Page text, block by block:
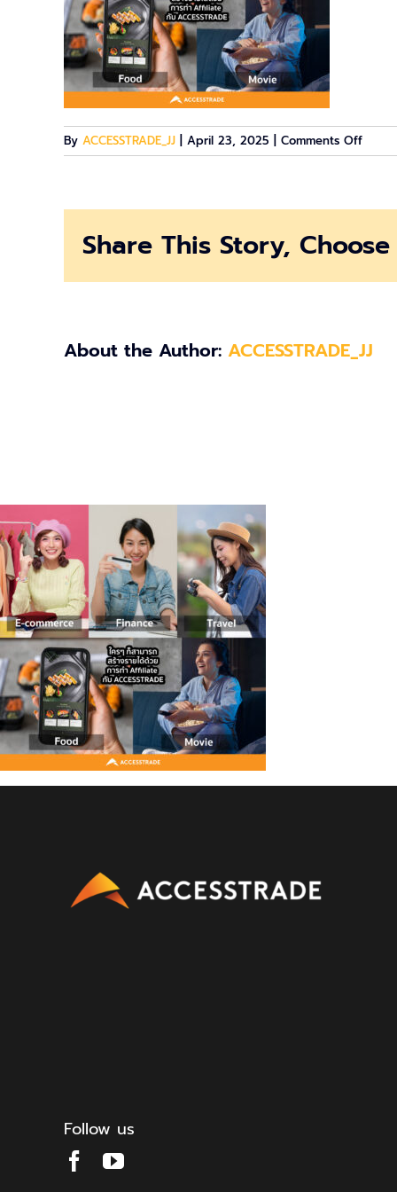
By ACCESSTRADE_JJ April 23, 2025 Comments Offon
AT22
Share This Story,
About the Author: ACCESSTRADE_JJ
Follow us